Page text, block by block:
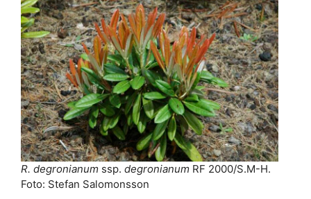
R. degronianum ssp. degronianum RF 2000/S.M-H.
Foto: Stefan Salomonsson